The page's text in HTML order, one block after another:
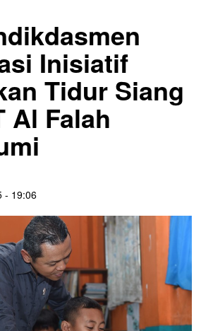
Inisiatif
Tidur Siang
Al Falah
- 19:06